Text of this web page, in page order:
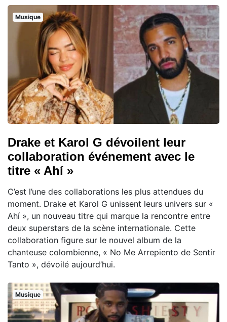
Musique
Drake et Karol G dévoilent leur
collaboration événement avec le
titre « Ahí »
C’est l’une des collaborations les plus attendues du
moment. Drake et Karol G unissent leurs univers sur «
Ahí », un nouveau titre qui marque la rencontre entre
deux superstars de la scène internationale. Cette
collaboration figure sur le nouvel album de la
chanteuse colombienne, « No Me Arrepiento de Sentir
Tanto », dévoilé aujourd’hui.
Musique